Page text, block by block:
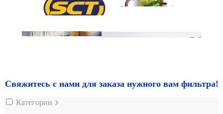
Свяжитесь с нами для заказа нужного вам фильтра!
Категории